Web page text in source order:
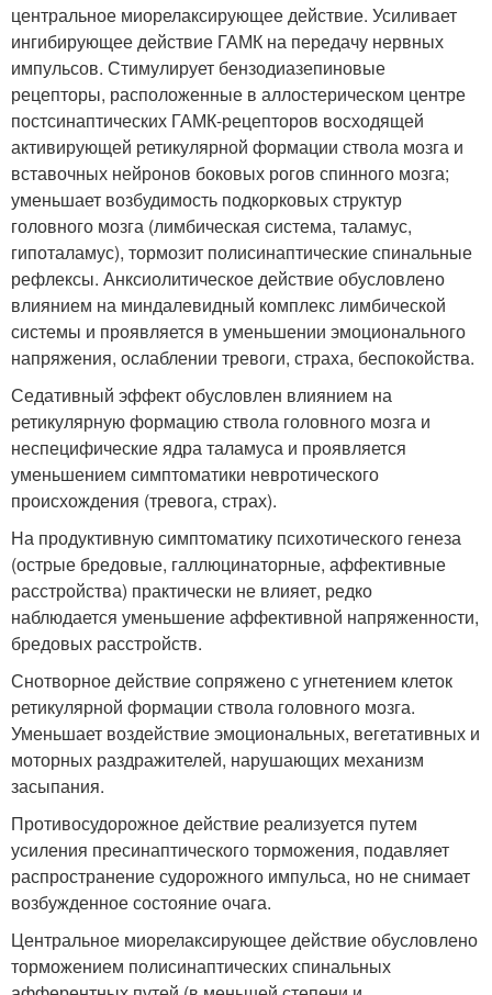
центральное миорелаксирующее действие. Усиливает
ингибирующее действие ГАМК на передачу нервных
импульсов. Стимулирует бензодиазепиновые
рецепторы, расположенные в аллостерическом центре
постсинаптических ГАМК-рецепторов восходящей
активирующей ретикулярной формации ствола мозга и
вставочных нейронов боковых рогов спинного мозга;
уменьшает возбудимость подкорковых структур
головного мозга (лимбическая система, таламус,
гипоталамус), тормозит полисинаптические спинальные
рефлексы. Анксиолитическое действие обусловлено
влиянием на миндалевидный комплекс лимбической
системы и проявляется в уменьшении эмоционального
напряжения, ослаблении тревоги, страха, беспокойства.
Седативный эффект обусловлен влиянием на
ретикулярную формацию ствола головного мозга и
неспецифические ядра таламуса и проявляется
уменьшением симптоматики невротического
происхождения (тревога, страх).
На продуктивную симптоматику психотического генеза
(острые бредовые, галлюцинаторные, аффективные
расстройства) практически не влияет, редко
наблюдается уменьшение аффективной напряженности,
бредовых расстройств.
Снотворное действие сопряжено с угнетением клеток
ретикулярной формации ствола головного мозга.
Уменьшает воздействие эмоциональных, вегетативных и
моторных раздражителей, нарушающих механизм
засыпания.
Противосудорожное действие реализуется путем
усиления пресинаптического торможения, подавляет
распространение судорожного импульса, но не снимает
возбужденное состояние очага.
Центральное миорелаксирующее действие обусловлено
торможением полисинаптических спинальных